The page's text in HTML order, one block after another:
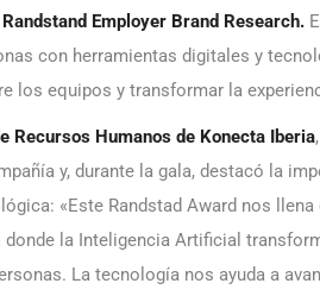
Randstand Employer Brand Research.
con herramientas digitales y
los equipos y transformar la
Recursos Humanos de Konecta Iberia
y, durante la gala, destacó la
«Este Randstad Award nos
la Inteligencia Artificial
La tecnología nos ayuda a